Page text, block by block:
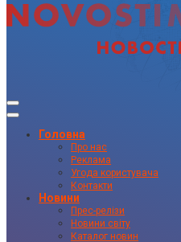
Головна
Про нас
Реклама
Угода користувача
Контакти
Новини
Прес-релізи
Новини світу
Каталог новин